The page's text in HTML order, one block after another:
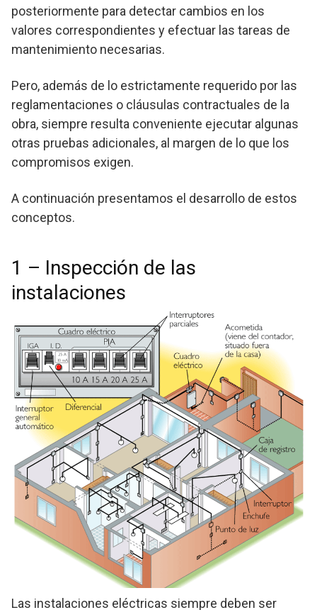
posteriormente para detectar cambios en los
valores correspondientes y efectuar las tareas de
mantenimiento necesarias.
Pero, además de lo estrictamente requerido por las
reglamentaciones o cláusulas contractuales de la
obra, siempre resulta conveniente ejecutar algunas
otras pruebas adicionales, al margen de lo que los
compromisos exigen.
A continuación presentamos el desarrollo de estos
conceptos.
1 – Inspección de las
instalaciones
Las instalaciones eléctricas siempre deben ser